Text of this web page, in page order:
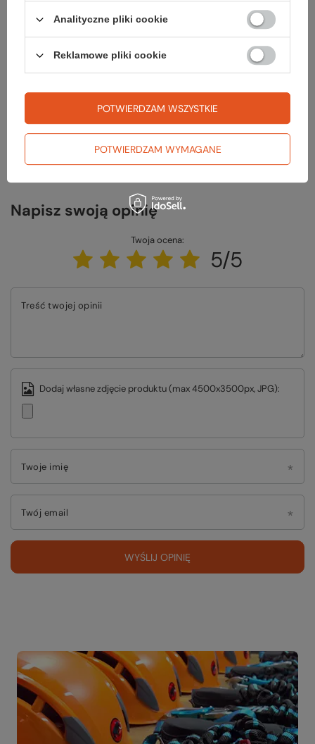
Potrzebujesz pomocy? Masz pytania?
odpowiedzi publikując dla innych.
Napisz swoją opinię
Twoja ocena:
5/5
Treść twojej opinii
Dodaj własne zdjęcie produktu (max 4500x3500px, JPG):
Twoje imię
Twój email
WYŚLIJ OPINIĘ
Analityczne pliki cookie
Reklamowe pliki cookie
POTWIERDZAM WYMAGANE
POTWIERDZAM WSZYSTKIE